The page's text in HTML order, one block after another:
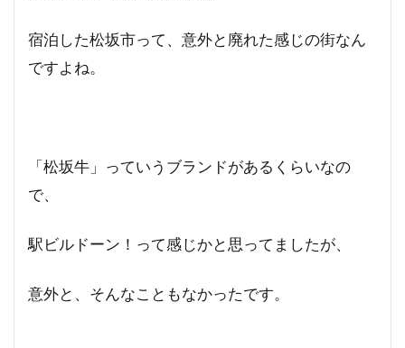
宿泊した松坂市って、意外と廃れた感じの街なん
ですよね。
「松坂牛」っていうブランドがあるくらいなの
で、
駅ビルドーン！って感じかと思ってましたが、
意外と、そんなこともなかったです。